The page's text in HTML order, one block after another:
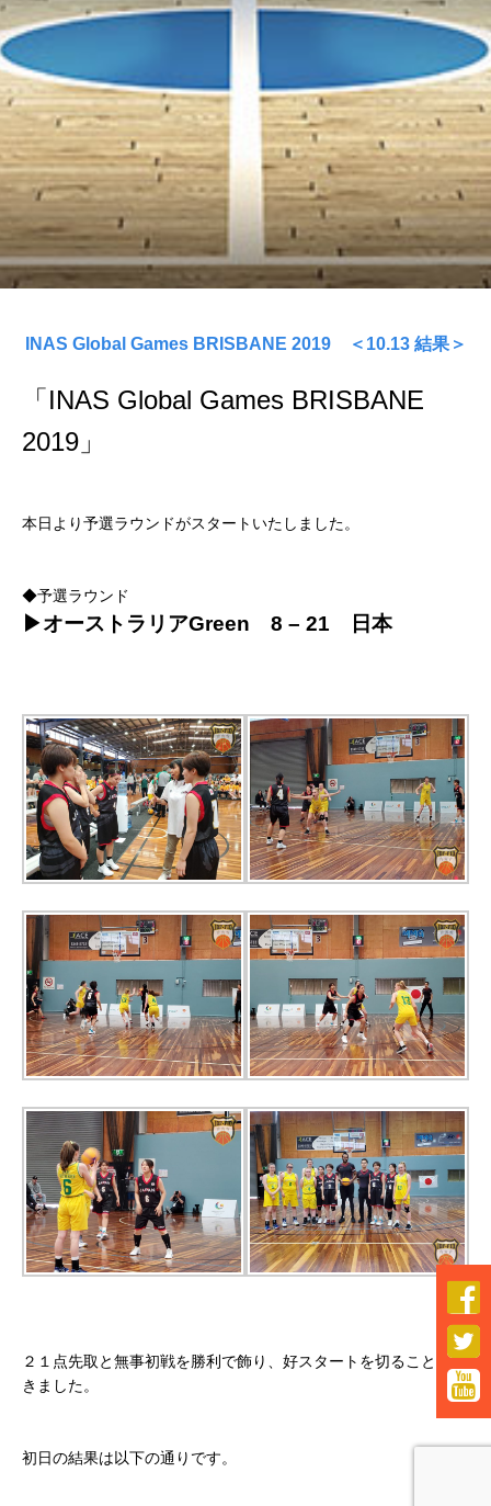
INAS Global Games BRISBANE 2019 ＜10.13 結果＞
「INAS Global Games BRISBANE
2019」
本日より予選ラウンドがスタートいたしました。
◆予選ラウンド
▶オーストラリアGreen 8 – 21 日本
２１点先取と無事初戦を勝利で飾り、好スタートを切ることがで
きました。
初日の結果は以下の通りです。


